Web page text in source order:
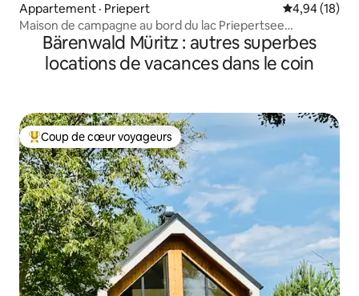
Appartement · Priepert Note
4,94 (18)
Maison de campagne au bord du lac Priepertsee
« Seeblick »
Bärenwald Müritz : autres superbes
locations de vacances dans le coin
Coup de cœur voyageurs parmi les plus aimés
Coup de cœur voyageurs